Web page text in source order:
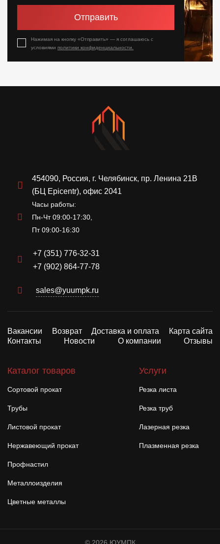
Отправить
Нажимая на кнопку «Отправить» — я соглашаюсь с
условиями политики конфиденциальности.
454090, Россия, г. Челябинск, пр. Ленина 21В
(БЦ Epicentr), офис 2041
Часы работы:
Пн-Чт 09:00-17:30,
Пт 09:00-16:30
+7 (351) 776-32-31
+7 (902) 864-77-78
sales@yuumpk.ru
Вакансии Возврат Доставка и оплата
Карта сайта
Контакты
Новости О компании Отзывы
Каталог товаров
Сортовой прокат
Трубы
Листовой прокат
Нержавеющий прокат
Профнастил
Металлоизделия
Цветные металлы
Услуги
Резка листа
Резка труб
Лазерная резка
Плазменная резка